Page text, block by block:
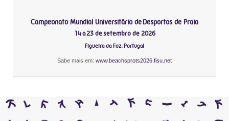
Campeonato Mundial Universitário de Desportos de Praia
14 a 23 de setembro de 2026
Figueira da Foz, Portugal
Sabe mais em: www.beachsprots2026.fisu.net